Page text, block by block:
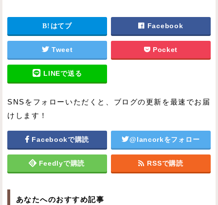
はてブ Facebook
Tweet Pocket
LINEで送る
SNSをフォローいただくと、ブログの更新を最速でお届
けします！
Facebookで購読 @lancorkをフォロー
Feedlyで購読 RSSで購読
あなたへのおすすめ記事